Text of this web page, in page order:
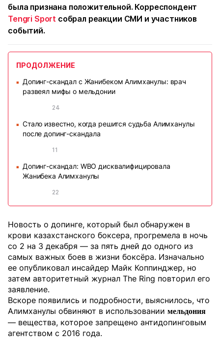
была признана положительной. Корреспондент
Tengri Sport собрал реакции СМИ и участников
событий.
ПРОДОЛЖЕНИЕ
■
Допинг-скандал с Жанибеком Алимханулы: врач
развеял мифы о мельдонии
24
■
Стало известно, когда решится судьба Алимханулы
после допинг-скандала
11
■
Допинг-скандал: WBO дисквалифицировала
Жанибека Алимханулы
22
Новость о допинге, который был обнаружен в
крови казахстанского боксера, прогремела в ночь
со 2 на 3 декабря — за пять дней до одного из
самых важных боев в жизни боксёра. Изначально
ее опубликовал инсайдер Майк Коппинджер, но
затем авторитетный журнал The Ring повторил его
заявление.
Вскоре появились и подробности, выяснилось, что
Алимханулы обвиняют в использовании мельдония
— вещества, которое запрещено антидопинговым
агентством с 2016 года.